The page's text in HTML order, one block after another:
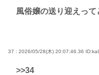
風俗嬢の送り迎えって
37 : 2026/05/28(木) 20:07:46.36
>>34